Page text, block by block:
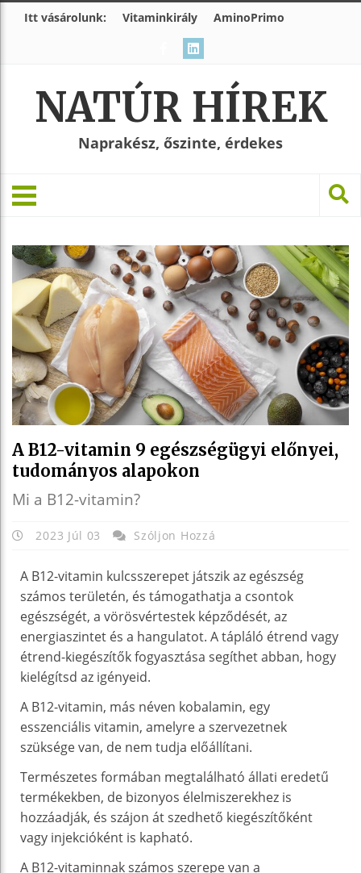
Itt vásárolunk: Vitaminkirály AminoPrimo
NATÚR HÍREK
Naprakész, őszinte, érdekes
A B12-vitamin 9 egészségügyi előnyei,
tudományos alapokon
Mi a B12-vitamin?
2023 Júl 03 Szóljon Hozzá
A B12-vitamin kulcsszerepet játszik az egészség
számos területén, és támogathatja a csontok
egészségét, a vörösvértestek képződését, az
energiaszintet és a hangulatot. A tápláló étrend vagy
étrend-kiegészítők fogyasztása segíthet abban, hogy
kielégítsd az igényeid.
A B12-vitamin, más néven kobalamin, egy
esszenciális vitamin, amelyre a szervezetnek
szüksége van, de nem tudja előállítani.
Természetes formában megtalálható állati eredetű
termékekben, de bizonyos élelmiszerekhez is
hozzáadják, és szájon át szedhető kiegészítőként
vagy injekcióként is kapható.
A B12-vitaminnak számos szerepe van a